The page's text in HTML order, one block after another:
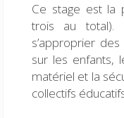
Ce stage est la
trois au
s’approprier
sur les enfants,
matériel et la
collectifs